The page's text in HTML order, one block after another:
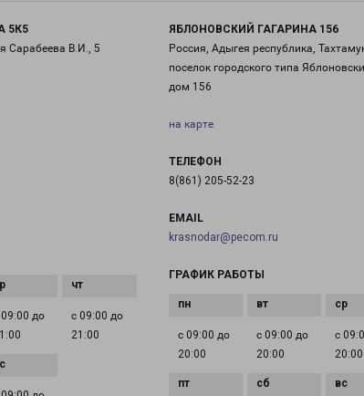
5К5
Сарабеева В.И., 5
09:00 до
с 09:00 до
21:00
ЯБЛОНОВСКИЙ ГАГАРИНА 156
Россия, Адыгея республика,
поселок городского типа
дом 156
на карте
ТЕЛЕФОН
8(861) 205-52-23
EMAIL
krasnodar@pecom.ru
ГРАФИК РАБОТЫ
с 09:00 до
20:00
с 09:00 до
20:00
с
20:00